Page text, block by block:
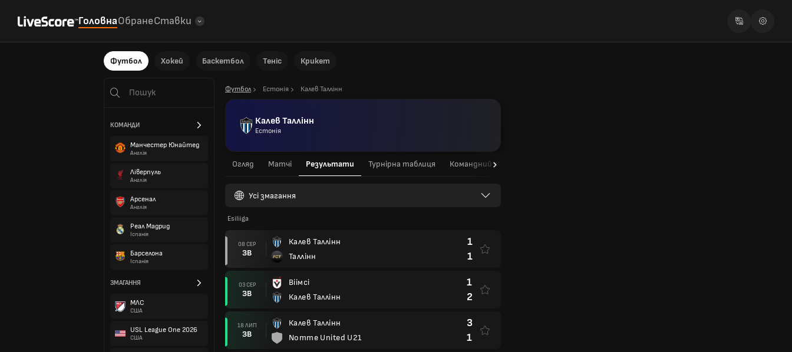
ГоловнаОбранеСтавки
Футбол Хокей Баскетбол Теніс Крикет
КОМАНДИ
Манчестер Юнайтед
Англія
Ліверпуль
Англія
Арсенал
Англія
Реал Мадрид
Іспанія
Барселона
Іспанія
ЗМАГАННЯ
МЛС
США
USL League One 2026
США
Футбол Естонія Калев Таллінн
Калев Таллінн
Естонія
Огляд Матчі Результати Турнірна таблиця Командний склад
Усі змагання
Esiliiga
08 СЕР
ЗВ
Калев Таллінн
Таллінн
1
1
03 СЕР
ЗВ
Віімсі
Калев Таллінн
1
2
18 ЛИП
ЗВ
Калев Таллінн
Nomme United U21
3
1